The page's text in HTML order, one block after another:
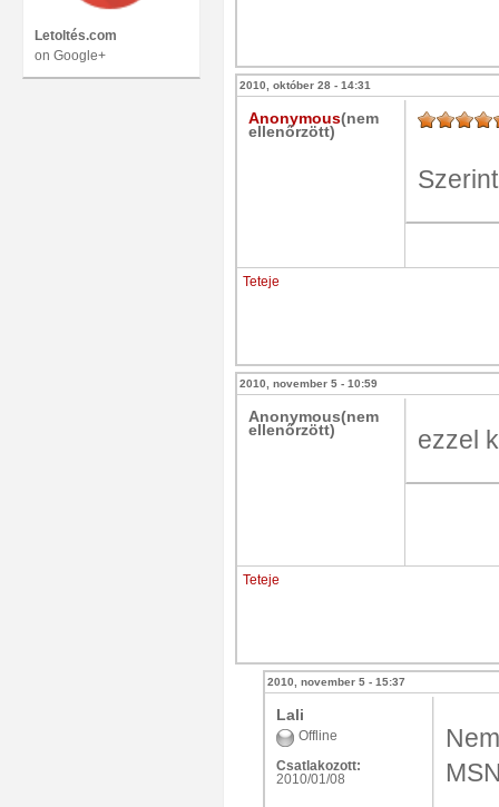
Letoltés.com
on Google+
2010, október 28 - 14:31
Anonymous(nem
ellenőrzött)
Teteje
2010, november 5 - 10:59
Anonymous(nem
ellenőrzött) ezzel
Teteje
2010, november 5 - 15:37
Lali
Offline
Csatlakozott:
2010/01/08